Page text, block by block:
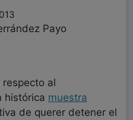
Payo
respecto al
histórica muestra
de querer detener el